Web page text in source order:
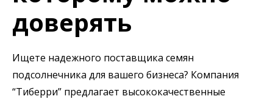
доверять
Ищете надежного поставщика семян
подсолнечника для вашего бизнеса? Компания
“Тиберри” предлагает высококачественные